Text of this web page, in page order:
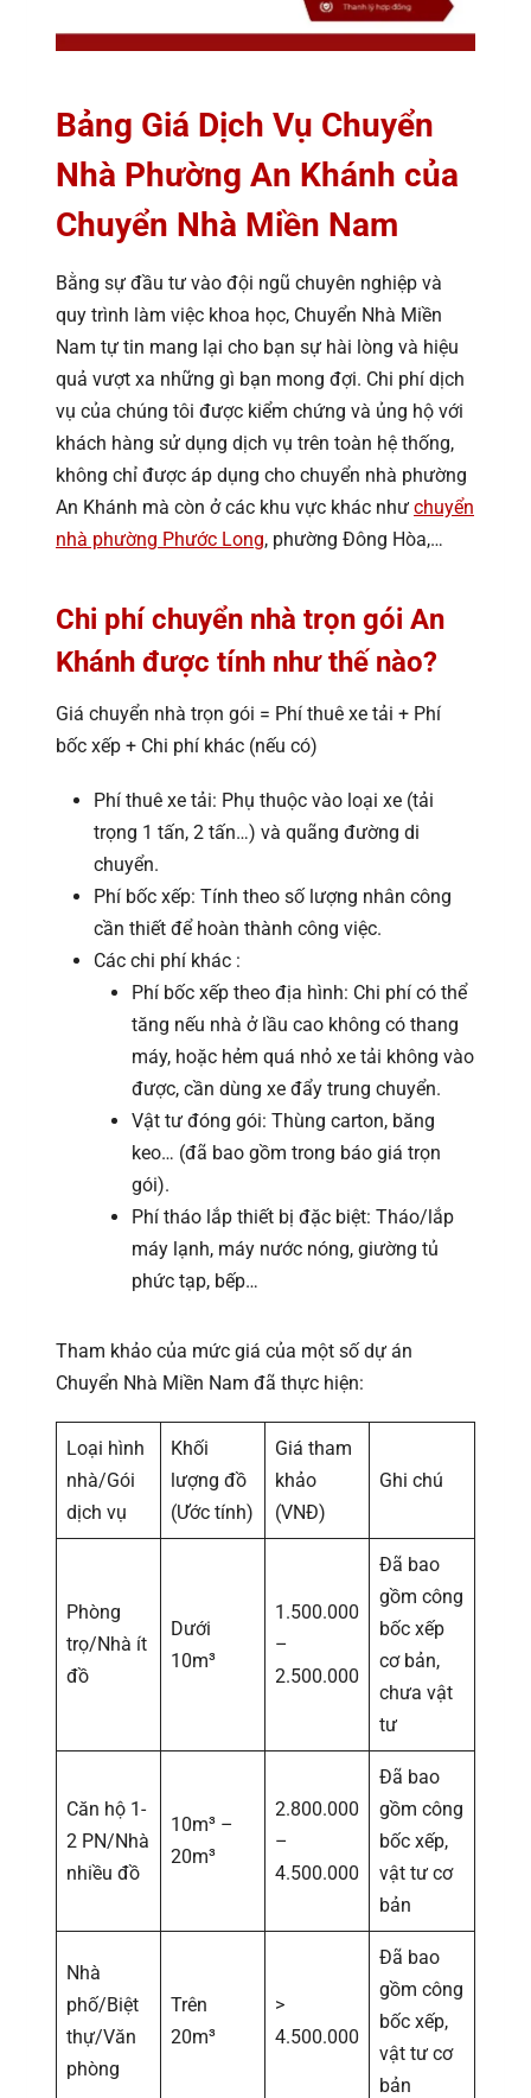
Bảng Giá Dịch Vụ Chuyển
Nhà Phường An Khánh của
Chuyển Nhà Miền Nam
Bằng sự đầu tư vào đội ngũ chuyên nghiệp và
quy trình làm việc khoa học, Chuyển Nhà Miền
Nam tự tin mang lại cho bạn sự hài lòng và hiệu
quả vượt xa những gì bạn mong đợi. Chi phí dịch
vụ của chúng tôi được kiểm chứng và ủng hộ với
khách hàng sử dụng dịch vụ trên toàn hệ thống,
không chỉ được áp dụng cho chuyển nhà phường
An Khánh mà còn ở các khu vực khác như chuyển
nhà phường Phước Long, phường Đông Hòa,…
Chi phí chuyển nhà trọn gói An
Khánh được tính như thế nào?
Giá chuyển nhà trọn gói = Phí thuê xe tải + Phí
bốc xếp + Chi phí khác (nếu có)
Phí thuê xe tải: Phụ thuộc vào loại xe (tải
trọng 1 tấn, 2 tấn…) và quãng đường di
chuyển.
Phí bốc xếp: Tính theo số lượng nhân công
cần thiết để hoàn thành công việc.
Các chi phí khác :
Phí bốc xếp theo địa hình: Chi phí có thể
tăng nếu nhà ở lầu cao không có thang
máy, hoặc hẻm quá nhỏ xe tải không vào
được, cần dùng xe đẩy trung chuyển.
Vật tư đóng gói: Thùng carton, băng
keo… (đã bao gồm trong báo giá trọn
gói).
Phí tháo lắp thiết bị đặc biệt: Tháo/lắp
máy lạnh, máy nước nóng, giường tủ
phức tạp, bếp…
Tham khảo của mức giá của một số dự án
Chuyển Nhà Miền Nam đã thực hiện:
Loại hình
nhà/Gói
dịch vụ
Khối
lượng đồ
(Ước tính)
Giá tham
khảo
(VNĐ)
Ghi chú
Phòng
trọ/Nhà ít
đồ
Dưới
10m³
1.500.000
–
2.500.000
Đã bao
gồm công
bốc xếp
cơ bản,
chưa vật
tư
Căn hộ 1-
2 PN/Nhà
nhiều đồ
10m³ –
20m³
2.800.000
–
4.500.000
Đã bao
gồm công
bốc xếp,
vật tư cơ
bản
Nhà
phố/Biệt
thự/Văn
phòng
Trên
20m³
>
4.500.000
Đã bao
gồm công
bốc xếp,
vật tư cơ
bản